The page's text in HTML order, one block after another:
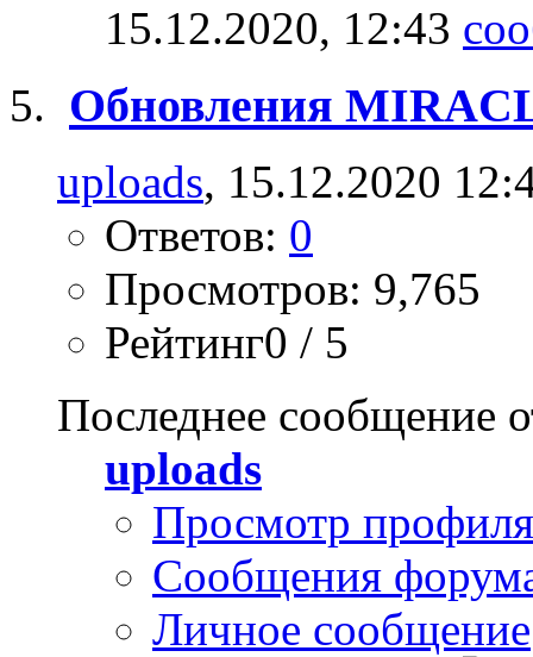
15.12.2020, 12:43
Обновления
uploads, 15.12.2020
Ответов: 0
Просмотров: 9,765
Рейтинг0 / 5
Последнее сообщение
uploads
Просмотр профиля
Сообщения
Личное сообщение